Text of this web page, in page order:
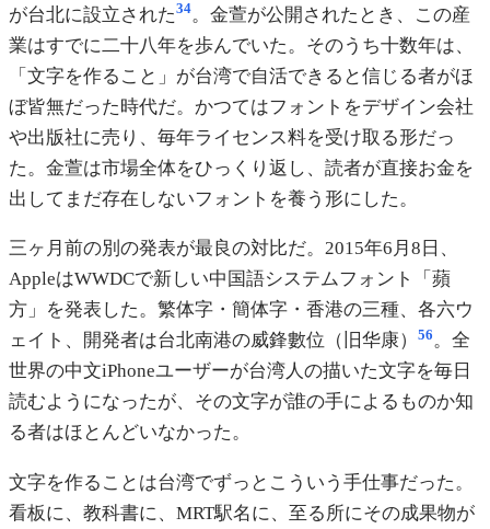
が台北に設立された34。金萱が公開されたとき、この産
業はすでに二十八年を歩んでいた。そのうち十数年は、
「文字を作ること」が台湾で自活できると信じる者がほ
ぼ皆無だった時代だ。かつてはフォントをデザイン会社
や出版社に売り、毎年ライセンス料を受け取る形だっ
た。金萱は市場全体をひっくり返し、読者が直接お金を
出してまだ存在しないフォントを養う形にした。
三ヶ月前の別の発表が最良の対比だ。2015年6月8日、
AppleはWWDCで新しい中国語システムフォント「蘋
方」を発表した。繁体字・簡体字・香港の三種、各六ウ
ェイト、開発者は台北南港の威鋒數位（旧华康）
56。全
世界の中文iPhoneユーザーが台湾人の描いた文字を毎日
読むようになったが、その文字が誰の手によるものか知
る者はほとんどいなかった。
文字を作ることは台湾でずっとこういう手仕事だった。
看板に、教科書に、MRT駅名に、至る所にその成果物が